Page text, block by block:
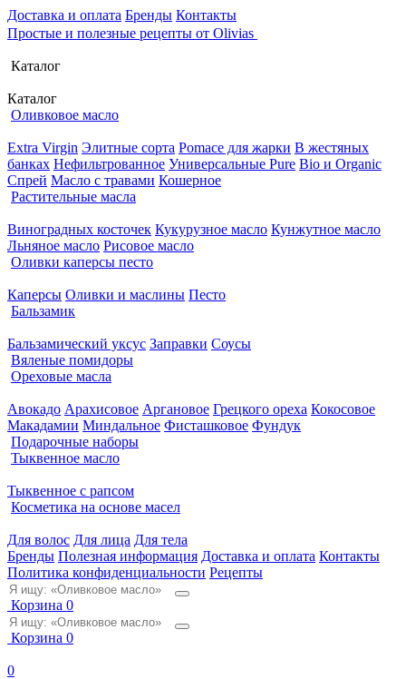
Доставка и оплата Бренды Контакты
Простые и полезные рецепты от Olivias
Каталог
Каталог
Оливковое масло
Extra Virgin Элитные сорта Pomace для жарки В жестяных
банках Нефильтрованное Универсальные Pure Bio и Organic
Спрей Масло с травами Кошерное
Растительные масла
Виноградных косточек Кукурузное масло Кунжутное масло
Льняное масло Рисовое масло
Оливки каперсы песто
Каперсы Оливки и маслины Песто
Бальзамик
Бальзамический уксус Заправки Соусы
Вяленые помидоры
Ореховые масла
Авокадо Арахисовое Аргановое Грецкого ореха Кокосовое
Макадамии Миндальное Фисташковое Фундук
Подарочные наборы
Тыквенное масло
Тыквенное с рапсом
Косметика на основе масел
Для волос Для лица Для тела
Бренды Полезная информация Доставка и оплата Контакты
Политика конфиденциальности Рецепты
Корзина 0
Корзина 0
0